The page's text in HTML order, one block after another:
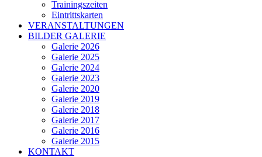
Trainingszeiten
Eintrittskarten
VERANSTALTUNGEN
BILDER GALERIE
Galerie 2026
Galerie 2025
Galerie 2024
Galerie 2023
Galerie 2020
Galerie 2019
Galerie 2018
Galerie 2017
Galerie 2016
Galerie 2015
KONTAKT